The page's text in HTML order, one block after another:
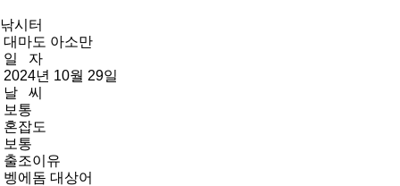
낚시터
대마도 아소만
일 자
2024년 10월 29일
날 씨
보통
혼잡도
보통
출조이유
벵에돔 대상어